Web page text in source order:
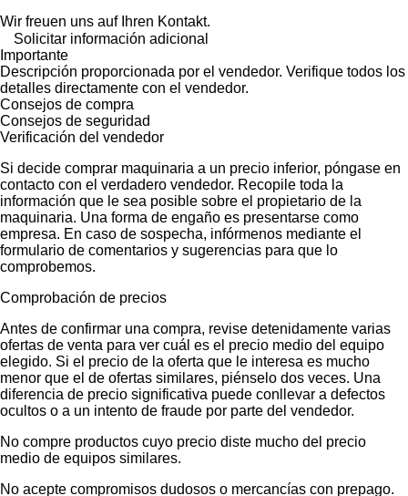
Wir freuen uns auf Ihren Kontakt.
Solicitar información adicional
Importante
Descripción proporcionada por el vendedor. Verifique todos los
detalles directamente con el vendedor.
Consejos de compra
Consejos de seguridad
Verificación del vendedor
Si decide comprar maquinaria a un precio inferior, póngase en
contacto con el verdadero vendedor. Recopile toda la
información que le sea posible sobre el propietario de la
maquinaria. Una forma de engaño es presentarse como
empresa. En caso de sospecha, infórmenos mediante el
formulario de comentarios y sugerencias para que lo
comprobemos.
Comprobación de precios
Antes de confirmar una compra, revise detenidamente varias
ofertas de venta para ver cuál es el precio medio del equipo
elegido. Si el precio de la oferta que le interesa es mucho
menor que el de ofertas similares, piénselo dos veces. Una
diferencia de precio significativa puede conllevar a defectos
ocultos o a un intento de fraude por parte del vendedor.
No compre productos cuyo precio diste mucho del precio
medio de equipos similares.
No acepte compromisos dudosos o mercancías con prepago.